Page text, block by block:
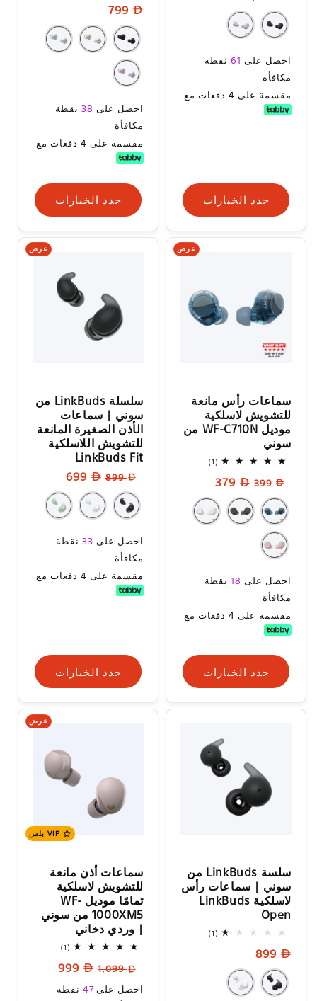
العادي
السعر
العادي
احصل على 61 نقطة
مكافأة
مقسمة على 4 دفعات مع
حدد الخيارات
السعر
العادي
السعر
العادي
احصل على 38 نقطة
مكافأة
مقسمة على 4 دفعات مع
حدد الخيارات
عرض
سماعات رأس مانعة
للتشويش لاسلكية
موديل WF-C710N من
سوني
(1)
1
السعر
العادي
399
سعر
البيع
سعر
البيع
احصل على 18 نقطة
مكافأة
مقسمة على 4 دفعات مع
حدد الخيارات
عرض
سلسلة LinkBuds من
سوني | سماعات
الأذن الصغيرة المانعة
للتشويش اللاسلكية
LinkBuds Fit
السعر
العادي
899
سعر
البيع
سعر
البيع
احصل على 33 نقطة
مكافأة
مقسمة على 4 دفعات مع
حدد الخيارات
سلسة LinkBuds من
سوني | سماعات رأس
لاسلكية LinkBuds
Open
(1)
1
السعر
العادي
عرض
سماعات أذن مانعة
للتشويش لاسلكية
تمامًا موديل WF-
1000XM5 من سوني
| وردي دخاني
(1)
1
المراجعات
السعر
العادي
1,099
سعر
البيع
سعر
احصل على 47 نقطة